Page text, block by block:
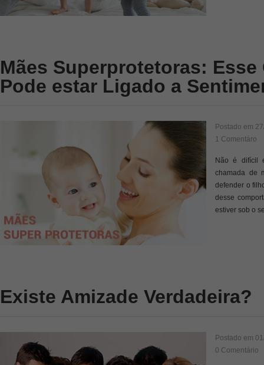
Mães Superprotetoras:
Pode estar Ligado a
Postado em
1 Comentáro
Não é difícil
chamada de
defender o
desse
estiver sob o
Existe Amizade Verdadeira?
Postado em
0 Comentário